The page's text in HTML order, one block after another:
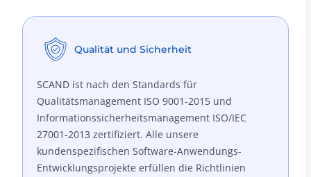
Qualität und Sicherheit
SCAND ist nach den Standards für
Qualitätsmanagement ISO 9001-2015 und
Informationssicherheitsmanagement ISO/IEC
27001-2013 zertifiziert. Alle unsere
kundenspezifischen Software-Anwendungs-
Entwicklungsprojekte erfüllen die Richtlinien